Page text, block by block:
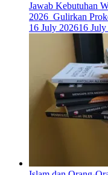
Jawab Kebutuhan
2026 Gulirkan
16 July 202616